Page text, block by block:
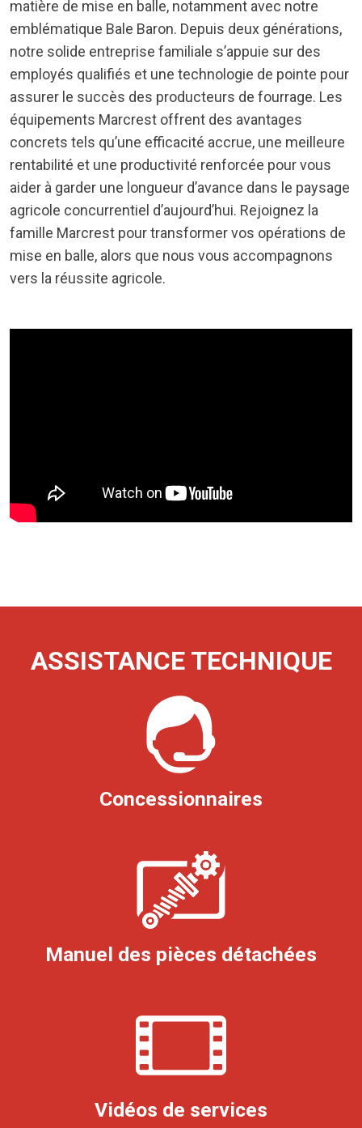
matière de mise en balle, notamment avec notre
emblématique Bale Baron. Depuis deux générations,
notre solide entreprise familiale s’appuie sur des
employés qualifiés et une technologie de pointe pour
assurer le succès des producteurs de fourrage. Les
équipements Marcrest offrent des avantages
concrets tels qu’une efficacité accrue, une meilleure
rentabilité et une productivité renforcée pour vous
aider à garder une longueur d’avance dans le paysage
agricole concurrentiel d’aujourd’hui. Rejoignez la
famille Marcrest pour transformer vos opérations de
mise en balle, alors que nous vous accompagnons
vers la réussite agricole.
ASSISTANCE TECHNIQUE
Concessionnaires
Manuel des pièces détachées
Vidéos de services